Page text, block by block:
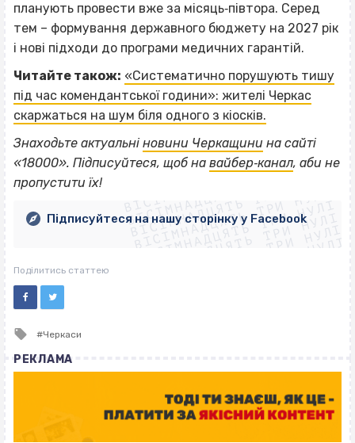
планують провести вже за місяць‐півтора. Серед
тем – формування державного бюджету на 2027 рік
і нові підходи до програми медичних гарантій.
Читайте також: «Систематично порушують тишу
під час комендантської години»: жителі Черкас
скаржаться на шум біля одного з кіосків.
Знаходьте актуальні новини Черкащини на сайті
«18000». Підписуйтеся, щоб на вайбер‐канал, аби не
пропустити їх!
ВІСІМНАДЦЯТЬ ТРИ НУЛІ
ВІСІМНАДЦЯТЬ ТРИ НУЛІ
ВІСІМНАДЦЯТЬ ТРИ НУЛІ
ВІСІМНАДЦЯТЬ ТРИ НУЛІ
ВІСІМНАДЦЯТЬ ТРИ НУЛІ
ВІСІМНАДЦЯТЬ ТРИ НУЛІ
ВІСІМНАДЦЯТЬ ТРИ НУЛІ
ВІСІМНАДЦЯТЬ ТРИ НУЛІ
Підписуйтеся на нашу сторінку у Facebook
Поділитись статтею
Tagged
Черкаси
РЕКЛАМА